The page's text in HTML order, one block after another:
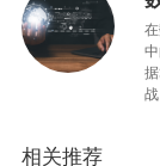
破局路径，
案。
战
相关推荐